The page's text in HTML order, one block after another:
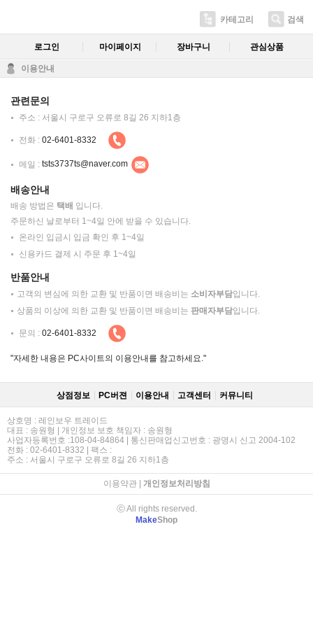
카테고리 검색
로그인 마이페이지 장바구니 관심상품
이용안내
관련문의
주소 : 서울시 구로구 오류로 8길 26 지하1층
전화 : 02-6401-8332
메일 : tsts3737ts@naver.com
배송안내
배송 방법은 택배 입니다.
주문하신 날로부터 1~4일 안에 받을 수 있습니다.
온라인 입금시 입금 확인 후 1~4일
신용카드 결제 시 주문 후 1~4일
반품안내
고객의 변심에 의한 교환 및 반품이면 배송비는 소비자부담입니다.
상품의 이상에 의한 교환 및 반품이면 배송비는 판매자부담입니다.
문의 : 02-6401-8332
"자세한 내용은 PC사이트의 이용안내를 참고하세요."
상점정보 PC버젼 이용안내 고객센터 커뮤니티
상호명 : 레인보우 트레이드
대표 : 송원형 | 개인정보 보호 책임자 : 송원형
사업자등록번호 :108-04-84864 | 통신판매업신고번호 : 광명시 신고 2004-102
전화 : 02-6401-8332 | 팩스 :
주소 : 서울시 구로구 오류로 8길 26 지하1층
이용약관| 개인정보처리방침
ⓒ All rights reserved.
MakeShop